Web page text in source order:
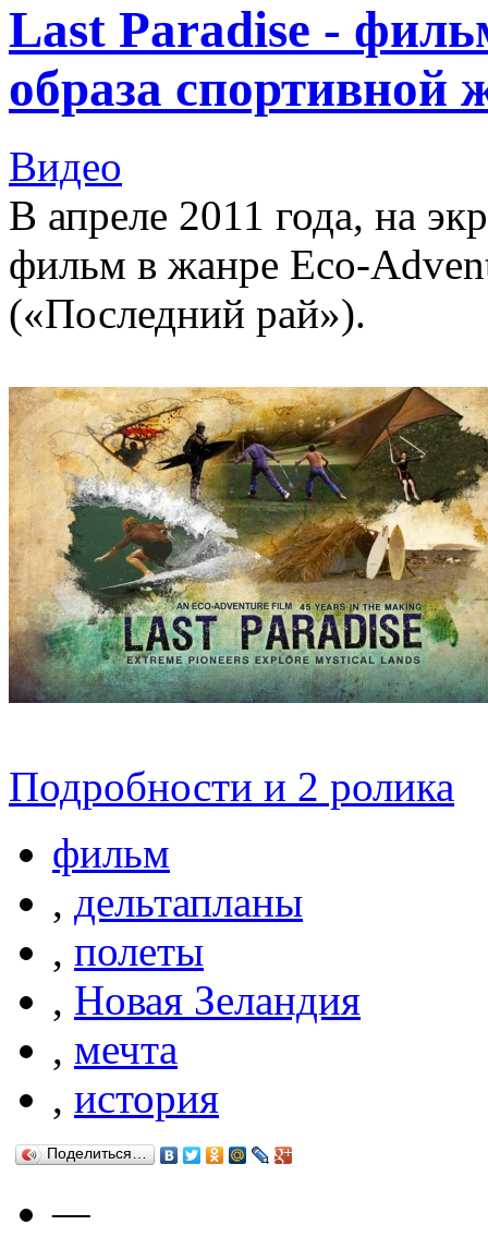
Last Paradise -
образа спортивной
Видео
В апреле 2011 года, на
фильм в жанре Eco-
(«Последний рай»).
Подробности и 2 ролика
фильм
, дельтапланы
, полеты
, Новая Зеландия
, мечта
, история
Поделиться…
—